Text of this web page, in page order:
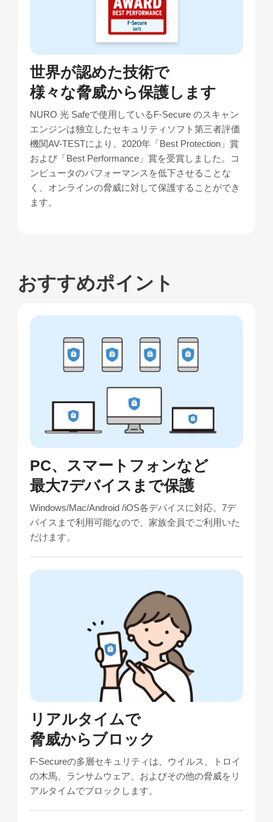
画面右下の「ご質問・ご相談」のバナーか
らチャットでもご相談をいただけます。
よくあるご質問を
確認する
画面右下の「ご質問・ご相談」のバナーか
らチャットでもご相談をいただけます。
世界が認めた技術で
様々な脅威から保護します
NURO 光 Safeで使用しているF-Secure のスキャン
エンジンは独立したセキュリティソフト第三者評価
機関AV-TESTにより、2020年「Best Protection」賞
および「Best Performance」賞を受賞しました。コ
ンピュータのパフォーマンスを低下させることな
く、オンラインの脅威に対して保護することができ
ます。
おすすめポイント
PC、スマートフォンなど
最大7デバイスまで保護
Windows/Mac/Android /iOS各デバイスに対応。7デ
バイスまで利用可能なので、家族全員でご利用いた
だけます。
リアルタイムで
脅威からブロック
F‑Secureの多層セキュリティは、ウイルス、トロイ
の木馬、ランサムウェア、およびその他の脅威をリ
アルタイムでブロックします。